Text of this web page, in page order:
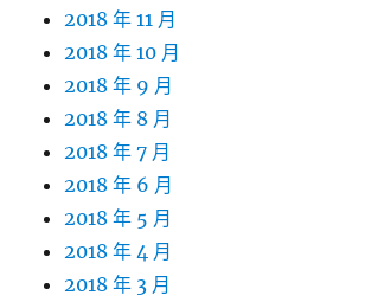
2018 年 11 月
2018 年 10 月
2018 年 9 月
2018 年 8 月
2018 年 7 月
2018 年 6 月
2018 年 5 月
2018 年 4 月
2018 年 3 月